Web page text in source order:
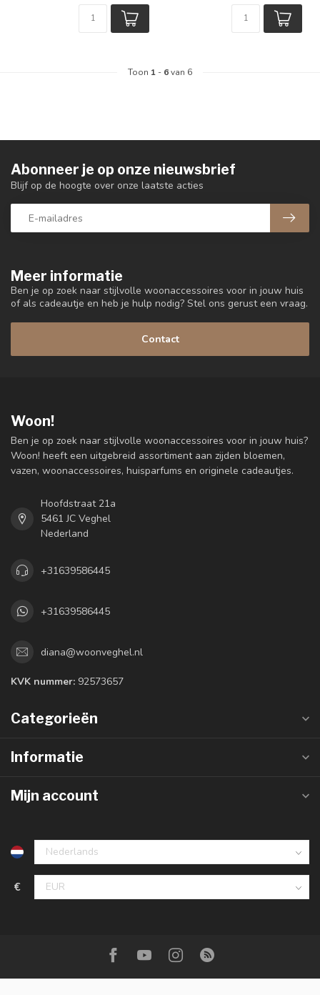
Toon 1 - 6van 6
Meer informatie
Ben je op zoek naar stijlvolle woonaccessoires voor in jouw huis
of als cadeautje en heb je hulp nodig? Stel ons gerust een vraag.
Contact
Abonneer je op onze nieuwsbrief
Blijf op de hoogte over onze laatste acties
Woon!
Ben je op zoek naar stijlvolle woonaccessoires voor in jouw huis?
Woon! heeft een uitgebreid assortiment aan zijden bloemen,
vazen, woonaccessoires, huisparfums en originele cadeautjes.
Hoofdstraat 21a
5461 JC Veghel
Nederland
+31639586445
+31639586445
diana@woonveghel.nl
KVK nummer: 92573657
Categorieën
Informatie
Mijn account
€